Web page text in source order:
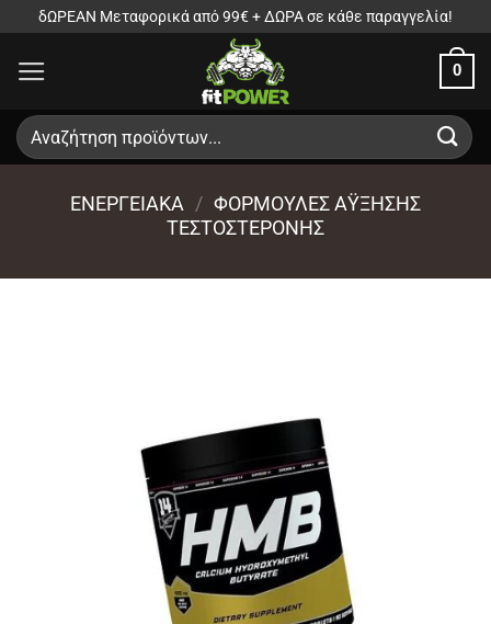
Μετάβαση
περιεχόμενο
δΩΡΕΑΝ Μεταφορικά από 99€ + ΔΩΡΑ σε κάθε παραγγελία!
0
Αναζήτηση
για:
ΕΝΕΡΓΕΙΑΚΑ / ΦΌΡΜΟΥΛΕΣ ΆΥΞΗΣΗΣ
ΤΕΣΤΟΣΤΕΡΌΝΗΣ